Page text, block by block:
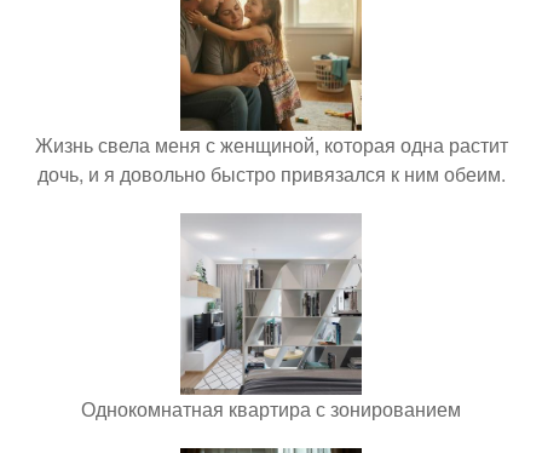
Жизнь свела меня с женщиной, которая одна растит
дочь, и я довольно быстро привязался к ним обеим.
Однокомнатная квартира с зонированием